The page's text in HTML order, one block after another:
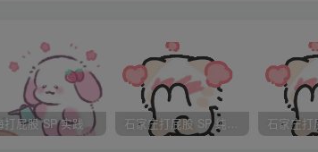
先映入眼帘的却是冰冷的三个大字“惩罚室”，
的都是各种各样的工具，眼尖的学员发现，墙角
藤条。在她们进去的时候，三个穿着比基尼的女
动，她们的身上都是五彩斑斓的伤痕，屁股上简
打屁股 SP 实践 石家庄打屁股 SP 纯实践